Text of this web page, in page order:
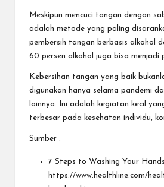
Meskipun mencuci tangan dengan
adalah metode yang paling
pembersih tangan berbasis alkohol
60 persen alkohol juga bisa menjadi
Kebersihan tangan yang baik
digunakan hanya selama pandemi
lainnya. Ini adalah kegiatan kecil
terbesar pada kesehatan individu,
Sumber :
7 Steps to Washing Your
https://www.healthline.com/